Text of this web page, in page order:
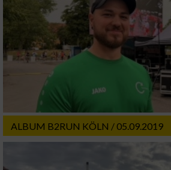
ALBUM B2RUN KÖLN / 05.09.2019